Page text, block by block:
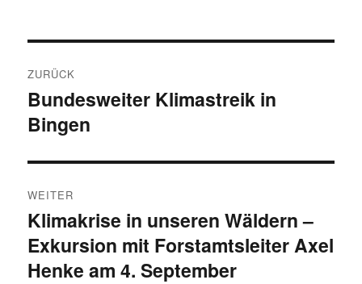
ZURÜCK
Vorheriger
Beitrag:
Bundesweiter Klimastreik in
Bingen
WEITER
Nächster
Beitrag:
Klimakrise in unseren Wäldern –
Exkursion mit Forstamtsleiter Axel
Henke am 4. September